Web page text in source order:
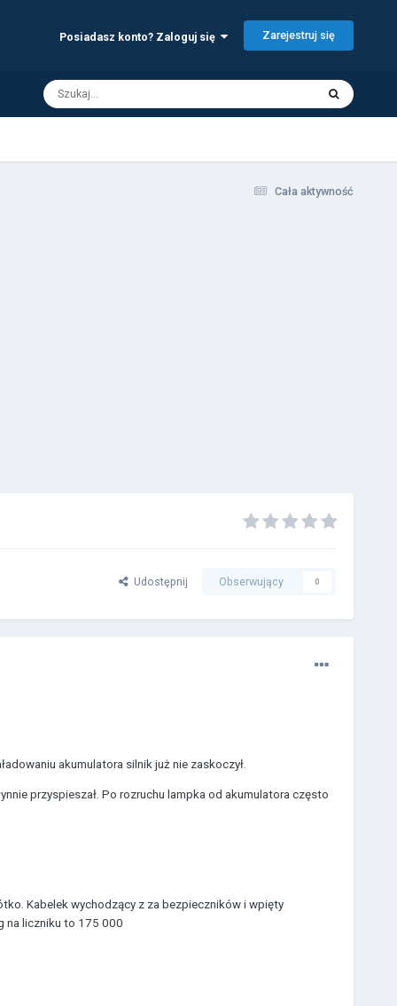
Posiadasz konto? Zaloguj się Zarejestruj się
Cała aktywność
Udostępnij Obserwujący 0
akumulatora silnik już nie zaskoczył.
przyspieszał. Po rozruchu lampka od akumulatora często
Kabelek wychodzący z za bezpieczników i wpięty
na liczniku to 175 000